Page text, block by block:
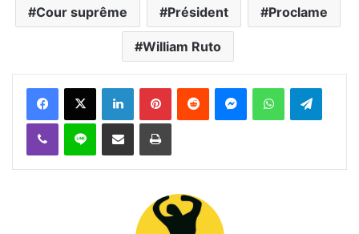
Cour suprême Président Proclame
William Ruto
FacebookX Linkedin PinterestReddit MessengerWhatsAppTelegram
Viber Ligne Partager par email Imprimer